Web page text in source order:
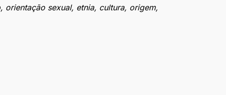
orientação sexual, etnia, cultura, origem,